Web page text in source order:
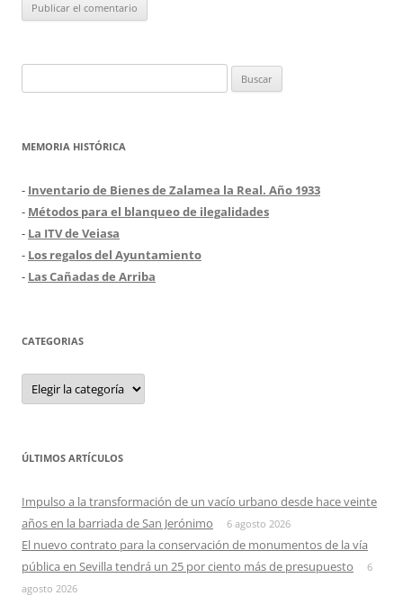
MEMORIA HISTÓRICA
- Inventario de Bienes de Zalamea la Real. Año 1933
- Métodos para el blanqueo de ilegalidades
- La ITV de Veiasa
- Los regalos del Ayuntamiento
- Las Cañadas de Arriba
CATEGORIAS
Categorias
ÚLTIMOS ARTÍCULOS
Impulso a la transformación de un vacío urbano desde hace veinte
años en la barriada de San Jerónimo
6 agosto 2026
El nuevo contrato para la conservación de monumentos de la vía
pública en Sevilla tendrá un 25 por ciento más de presupuesto
6
agosto 2026